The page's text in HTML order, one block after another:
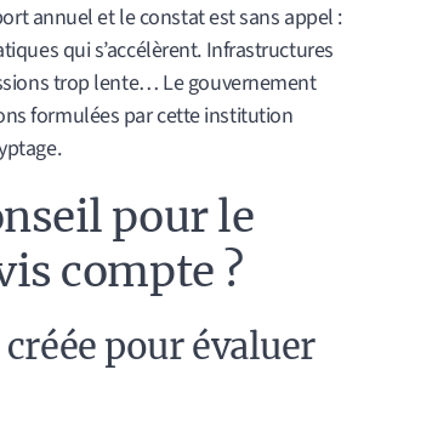
annuel et le constat est sans appel :
qui s’accélèrent. Infrastructures
trop lente… Le gouvernement
formulées par cette institution
pour le
compte ?
pour évaluer